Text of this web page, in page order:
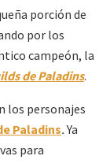
porción de
por los
campeón, la
de Paladins.
los personajes
Paladins.Ya
para